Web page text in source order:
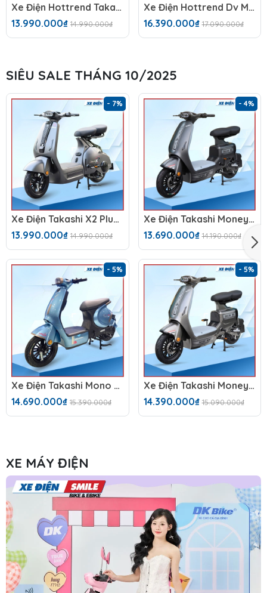
Xe Điện Hottrend Takashi Mono
13.990.000₫ 14.990.000₫
Xe Điện Hottrend Dv Motor Takashi Sora 2026 (60V-23A) 5 Bình
16.390.000₫ 17.090.000₫
SIÊU SALE THÁNG 10/2025
- 7%
Xe Điện Takashi X2 Plus (48V-23Ah)
13.990.000₫ 14.990.000₫
- 4%
Xe Điện Takashi Money (48V-23Ah) 4 Bình
13.690.000₫ 14.190.000₫
- 5%
Xe Điện Takashi Mono (60V-23Ah)
14.690.000₫ 15.390.000₫
- 5%
Xe Điện Takashi Money (60V-23Ah) 5 Bình
14.390.000₫ 15.090.000₫
XE MÁY ĐIỆN